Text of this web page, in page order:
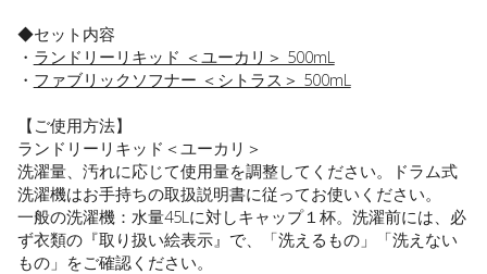
◆セット内容
・ ランドリーリキッド ＜ユーカリ＞ 500mL
・ ファブリックソフナー ＜シトラス＞ 500mL
【ご使用方法】
ランドリーリキッド＜ユーカリ＞
洗濯量、汚れに応じて使用量を調整してください。ドラム式
洗濯機はお手持ちの取扱説明書に従ってお使いください。
一般の洗濯機：水量45Lに対しキャップ１杯。洗濯前には、必
ず衣類の『取り扱い絵表示』で、「洗えるもの」「洗えない
もの」をご確認ください。